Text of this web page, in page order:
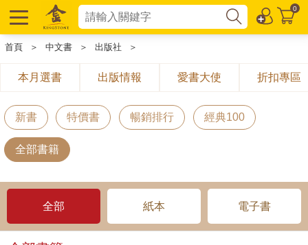
0
首頁 ＞ 中文書 ＞ 出版社 ＞
本月選書 出版情報 愛書大使 折扣專區
新書 特價書 暢銷排行 經典100
全部書籍
全部 紙本 電子書